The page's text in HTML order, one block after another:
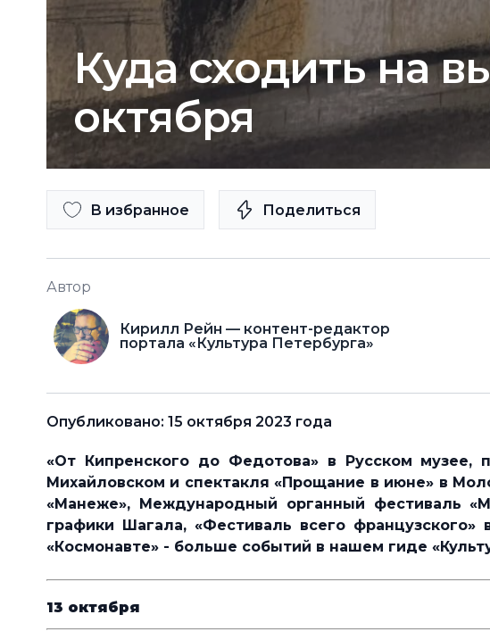
Куда сходить на
октября
В избранное Поделиться
Автор
Кирилл Рейн — контент-редактор
портала «Культура Петербурга»
Опубликовано: 15 октября 2023 года
«От Кипренского до Федотова» в Русском музее,
Михайловском и спектакля «Прощание в июне» в
«Манеже», Международный органный фестиваль
графики Шагала, «Фестиваль всего
«Космонавте» - больше событий в нашем гиде
13 октября